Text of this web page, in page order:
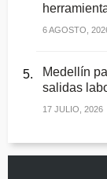
6 AGOSTO,
Medellín
salidas
17 JULIO, 2026